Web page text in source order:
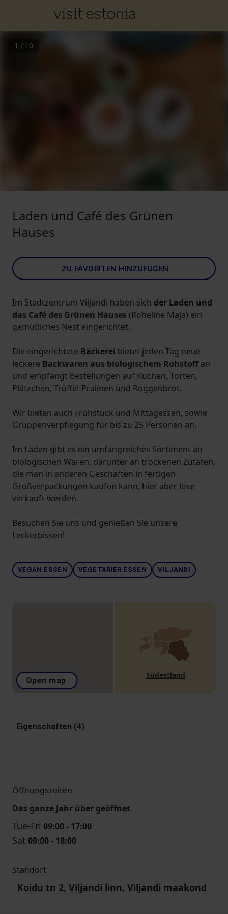
1 / 10
Laden und Café des Grünen
Hauses
ZU FAVORITEN HINZUFÜGEN
Im Stadtzentrum Viljandi haben sich der Laden und
das Café des Grünen Hauses (Roheline Maja) ein
gemütliches Nest eingerichtet.
Die eingerichtete Bäckerei bietet jeden Tag neue
leckere Backwaren aus biologischem Rohstoffan
und empfängt Bestellungen auf Kuchen, Torten,
Plätzchen, Trüffel-Pralinen und Roggenbrot.
Wir bieten auch Frühstück und Mittagessen, sowie
Gruppenverpflegung für bis zu 25 Personen an.
Im Laden gibt es ein umfangreiches Sortiment an
biologischen Waren, darunter an trockenen Zutaten,
die man in anderen Geschäften in fertigen
Großverpackungen kaufen kann, hier aber lose
verkauft werden.
Besuchen Sie uns und genießen Sie unsere
Leckerbissen!
VEGAN ESSEN VEGETARIER ESSEN VILJANDI
Open map
Südestland
Eigenschaften (4)
Öffnungszeiten
Das ganze Jahr über geöffnet
Tue-Fri 09:00 - 17:00
Sat 09:00 - 18:00
Standort
Koidu tn 2, Viljandi linn, Viljandi maakond